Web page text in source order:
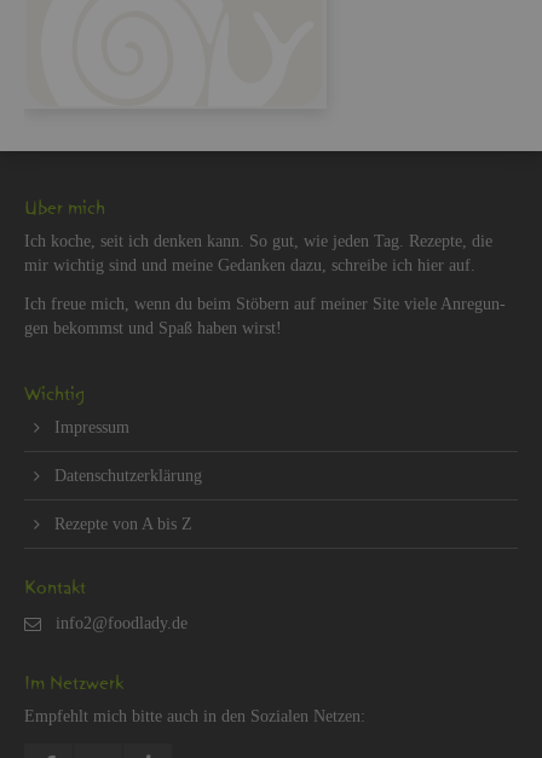
Über mich
Ich koche, seit ich den­ken kann. So gut, wie jeden Tag. Re­zep­te, die
mir wich­tig sind und meine Ge­dan­ken dazu, schrei­be ich hier auf.
Ich freue mich, wenn du beim Stö­bern auf mei­ner Site viele An­re­gun­
gen be­kommst und Spaß haben wirst!
Wich­tig
Im­pres­sum
Da­ten­schut­z­er­klä­rung
Re­zep­te von A bis Z
Kon­takt
Im Netz­werk
Emp­fehlt mich bitte auch in den So­zia­len Net­zen: